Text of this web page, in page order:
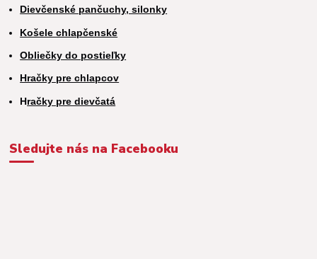
Dievčenské pančuchy, silonky
Košele chlapčenské
Obliečky do postieľky
Hračky pre chlapcov
Hračky pre dievčatá
Sledujte nás na Facebooku